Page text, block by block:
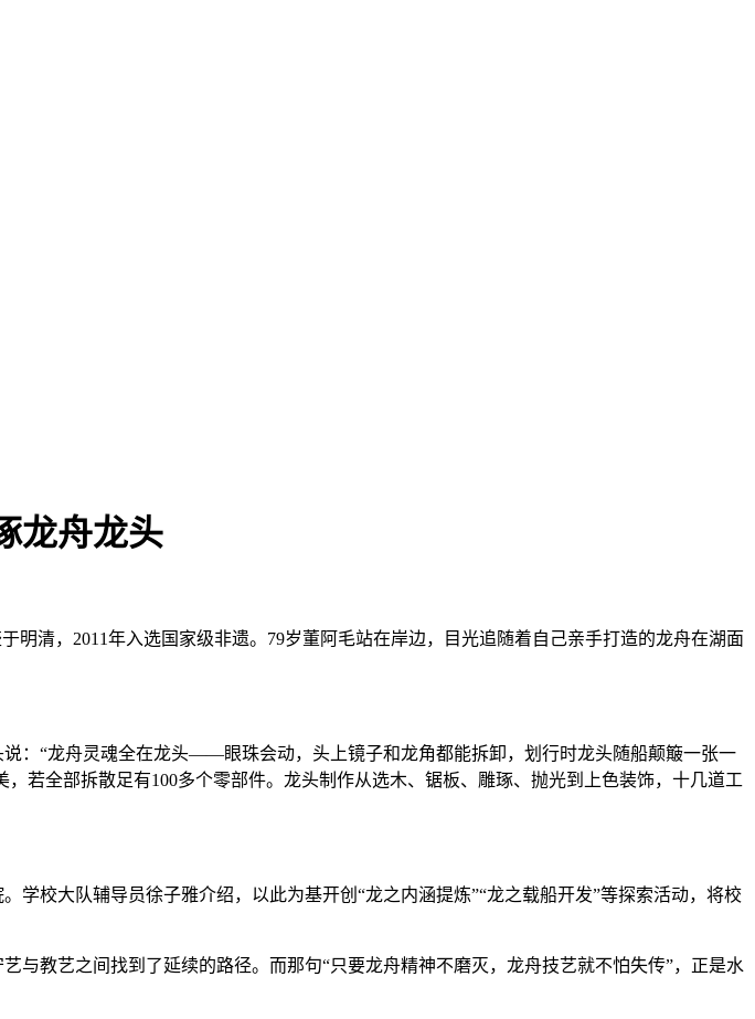
龙舟龙头
清，2011年入选国家级非遗。79岁董阿毛站在岸边，目光追随着自己亲手打造的龙舟在湖面
：“龙舟灵魂全在龙头——眼珠会动，头上镜子和龙角都能拆卸，划行时龙头随船颠簸一张一
若全部拆散足有100多个零部件。龙头制作从选木、锯板、雕琢、抛光到上色装饰，十几道工
校大队辅导员徐子雅介绍，以此为基开创“龙之内涵提炼”“龙之载船开发”等探索活动，将校
教艺之间找到了延续的路径。而那句“只要龙舟精神不磨灭，龙舟技艺就不怕失传”，正是水